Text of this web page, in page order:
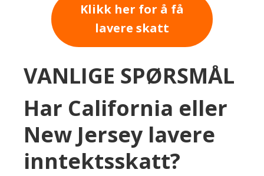
Klikk her for å få
lavere skatt
VANLIGE SPØRSMÅL
Har California eller
New Jersey lavere
inntektsskatt?